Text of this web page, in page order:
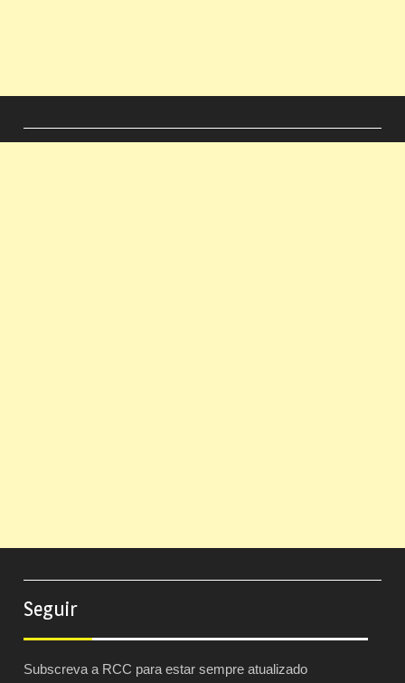
Seguir
Subscreva a RCC para estar sempre atualizado